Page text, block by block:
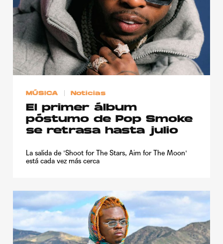
MÚSICA Noticias
El primer álbum
póstumo de Pop Smoke
se retrasa hasta julio
La salida de 'Shoot for The Stars, Aim for The Moon'
está cada vez más cerca